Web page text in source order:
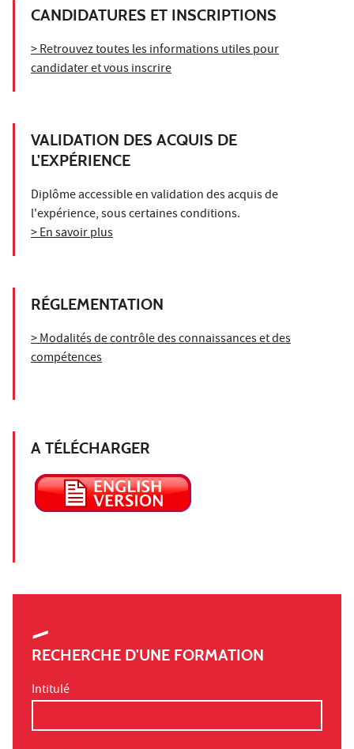
CANDIDATURES ET INSCRIPTIONS
> Retrouvez toutes les informations utiles pour
candidater et vous inscrire
VALIDATION DES ACQUIS DE
L'EXPÉRIENCE
Diplôme accessible en validation des acquis de
l'expérience, sous certaines conditions.
> En savoir plus
RÉGLEMENTATION
> Modalités de contrôle des connaissances et des
compétences
A TÉLÉCHARGER
RECHERCHE D'UNE FORMATION
Intitulé